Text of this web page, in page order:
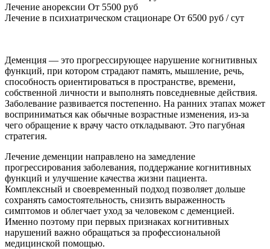
Лечение анорексии От 5500 руб
Лечение в психиатрическом стационаре От 6500 руб / сут
Деменция — это прогрессирующее нарушение когнитивных
функций, при котором страдают память, мышление, речь,
способность ориентироваться в пространстве, времени,
собственной личности и выполнять повседневные действия.
Заболевание развивается постепенно. На ранних этапах может
восприниматься как обычные возрастные изменения, из-за
чего обращение к врачу часто откладывают. Это пагубная
стратегия.
Лечение деменции направлено на замедление
прогрессирования заболевания, поддержание когнитивных
функций и улучшение качества жизни пациента.
Комплексный и своевременный подход позволяет дольше
сохранять самостоятельность, снизить выраженность
симптомов и облегчает уход за человеком с деменцией.
Именно поэтому при первых признаках когнитивных
нарушений важно обращаться за профессиональной
медицинской помощью.